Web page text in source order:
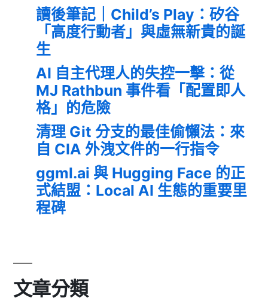
讀後筆記｜Child’s Play：矽谷
「高度行動者」與虛無新貴的誕
生
AI 自主代理人的失控一擊：從
MJ Rathbun 事件看「配置即人
格」的危險
清理 Git 分支的最佳偷懶法：來
自 CIA 外洩文件的一行指令
ggml.ai 與 Hugging Face 的正
式結盟：Local AI 生態的重要里
程碑
文章分類